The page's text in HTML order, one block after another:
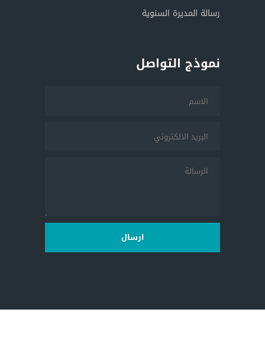
رسالة المديرة السنوية
نموذج التواصل
ارسال